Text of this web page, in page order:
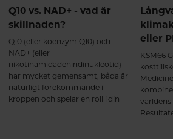
(Affron®) bidrar till avslappning,
emotionell balans, positiv
sinnesstämning samt förbättrad
sexlust (libido). B6 (P-5-P) bidrar
till att reglera hormonaktiveten
samt nervsystemets normala
funktion.
kost.
Q10 vs. NAD+ - vad är
skillnaden?
Q10 (eller koenzym Q10) och
NAD+ (eller
nikotinamidadenindinukleotid)
har mycket gemensamt, båda är
naturligt förekommande i
kroppen och spelar en roll i din
eller
KSM66
världens